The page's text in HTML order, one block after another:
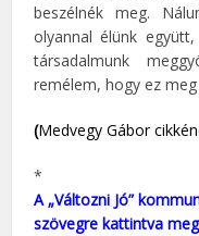
beszélnék meg.
olyannal élünk
társadalmunk
remélem, hogy ez
(Medvegy Gábor
*
A „Változni Jó”
szövegre kattintva